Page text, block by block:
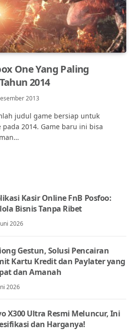
One Yang Paling
2014
2013
judul game bersiap untuk
2014. Game baru ini bisa
Kasir Online FnB Posfoo:
Bisnis Tanpa Ribet
2026
Gestun, Solusi Pencairan
Kartu Kredit dan Paylater yang
dan Amanah
2026
X300 Ultra Resmi Meluncur, Ini
dan Harganya!